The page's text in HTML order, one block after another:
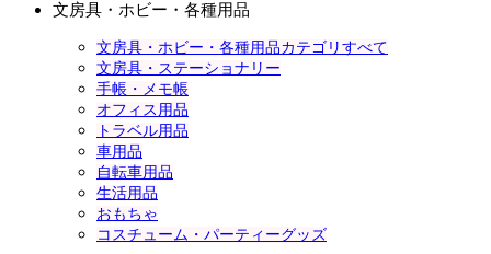
文房具・ホビー・各種用品
文房具・ホビー・各種用品カテゴリすべて
文房具・ステーショナリー
手帳・メモ帳
オフィス用品
トラベル用品
車用品
自転車用品
生活用品
おもちゃ
コスチューム・パーティーグッズ